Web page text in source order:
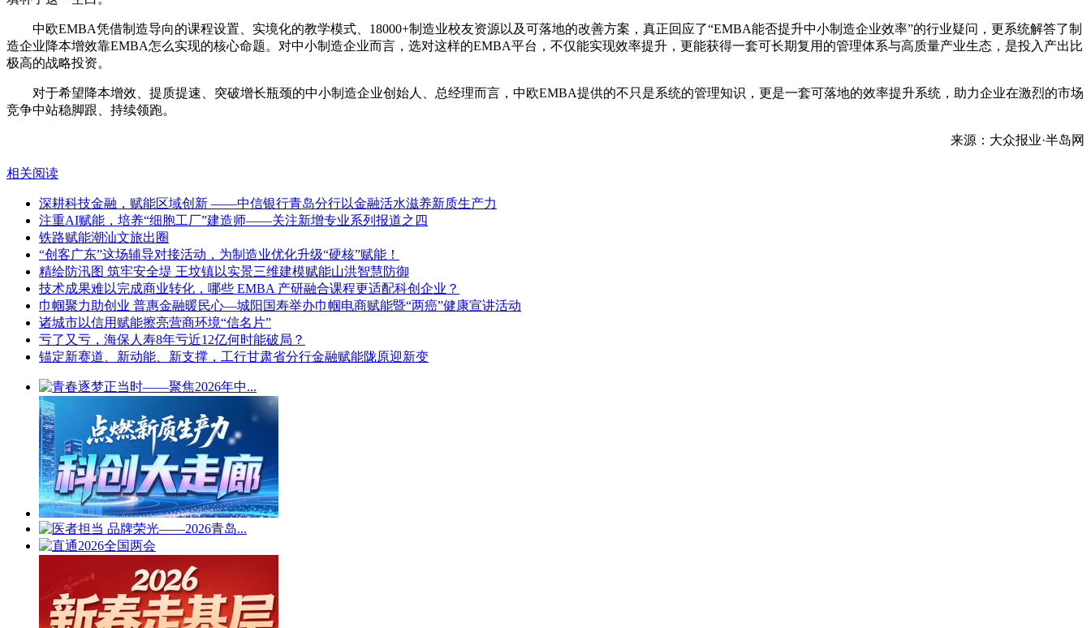
中欧EMBA凭借制造导向的课程设置、实境化的教学模式、18000+制造业校友资源以及可落地的改善方案，真正回应了“EMBA能否提升中小制造企业效率”的行业疑问，更系统解答了制
造企业降本增效靠EMBA怎么实现的核心命题。对中小制造企业而言，选对这样的EMBA平台，不仅能实现效率提升，更能获得一套可长期复用的管理体系与高质量产业生态，是投入产出比
极高的战略投资。
对于希望降本增效、提质提速、突破增长瓶颈的中小制造企业创始人、总经理而言，中欧EMBA提供的不只是系统的管理知识，更是一套可落地的效率提升系统，助力企业在激烈的市场
竞争中站稳脚跟、持续领跑。
来源：大众报业·半岛网
相关阅读
深耕科技金融，赋能区域创新 ——中信银行青岛分行以金融活水滋养新质生产力
注重AI赋能，培养“细胞工厂”建造师——关注新增专业系列报道之四
铁路赋能潮汕文旅出圈
“创客广东”这场辅导对接活动，为制造业优化升级“硬核”赋能！
精绘防汛图 筑牢安全堤 王坟镇以实景三维建模赋能山洪智慧防御
技术成果难以完成商业转化，哪些 EMBA 产研融合课程更适配科创企业？
巾帼聚力助创业 普惠金融暖民心—城阳国寿举办巾帼电商赋能暨“两癌”健康宣讲活动
诸城市以信用赋能擦亮营商环境“信名片”
亏了又亏，海保人寿8年亏近12亿何时能破局？
锚定新赛道、新动能、新支撑，工行甘肃省分行金融赋能陇原迎新变